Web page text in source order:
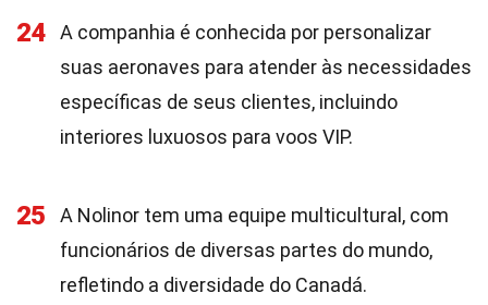
24
A companhia é conhecida por personalizar
suas aeronaves para atender às necessidades
específicas de seus clientes, incluindo
interiores luxuosos para voos VIP.
25
A Nolinor tem uma equipe multicultural, com
funcionários de diversas partes do mundo,
refletindo a diversidade do Canadá.